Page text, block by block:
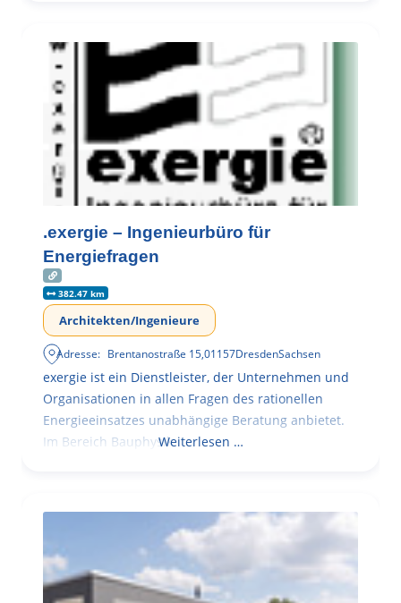
.exergie – Ingenieurbüro für
Energiefragen
382.47 km
Architekten/Ingenieure
Adresse: Brentanostraße 15,01157DresdenSachsen
exergie ist ein Dienstleister, der Unternehmen und
Organisationen in allen Fragen des rationellen
Energieeinsatzes unabhängige Beratung anbietet.
Im Bereich BauphysikWeiterlesen …